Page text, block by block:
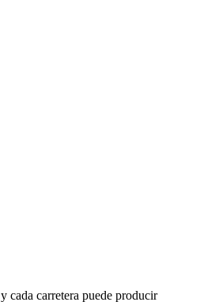
cada carretera puede producir